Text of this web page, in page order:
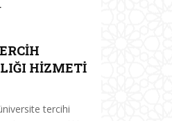
HİZMETİ
tercihi